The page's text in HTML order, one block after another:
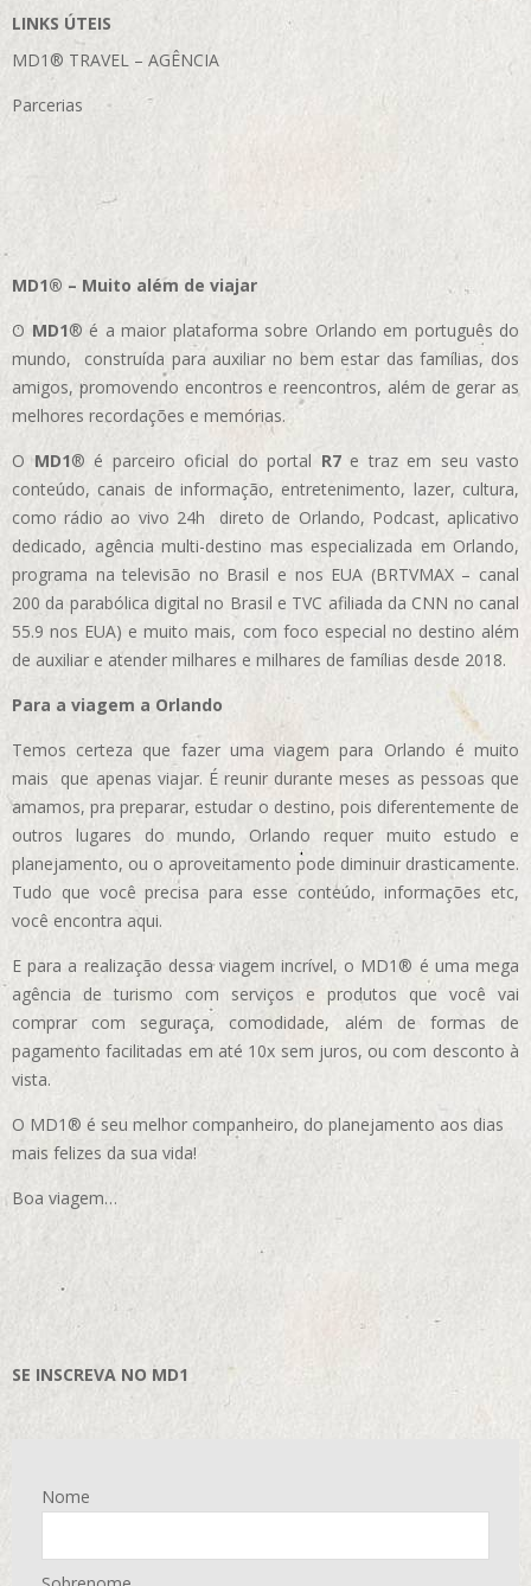
LINKS ÚTEIS
MD1® TRAVEL – AGÊNCIA
Parcerias
MD1® – Muito além de viajar
O MD1® é a maior plataforma sobre Orlando em português do
mundo, construída para auxiliar no bem estar das famílias, dos
amigos, promovendo encontros e reencontros, além de gerar as
melhores recordações e memórias.
OMD1® é parceiro oficial do portal R7e traz em seu vasto
conteúdo, canais de informação, entretenimento, lazer, cultura,
como rádio ao vivo 24h direto de Orlando, Podcast, aplicativo
dedicado, agência multi-destino mas especializada em Orlando,
programa na televisão no Brasil e nos EUA (BRTVMAX – canal
200 da parabólica digital no Brasil e TVC afiliada da CNN no canal
55.9 nos EUA) e muito mais, com foco especial no destino além
de auxiliar e atender milhares e milhares de famílias desde 2018.
Para a viagem a Orlando
Temos certeza que fazer uma viagem para Orlando é muito
mais que apenas viajar. É reunir durante meses as pessoas que
amamos, pra preparar, estudar o destino, pois diferentemente de
outros lugares do mundo, Orlando requer muito estudo e
planejamento, ou o aproveitamento pode diminuir drasticamente.
Tudo que você precisa para esse conteúdo, informações etc,
você encontra aqui.
E para a realização dessa viagem incrível, o MD1® é uma mega
agência de turismo com serviços e produtos que você vai
comprar com seguraça, comodidade, além de formas de
pagamento facilitadas em até 10x sem juros, ou com desconto à
vista.
O MD1® é seu melhor companheiro, do planejamento aos dias
mais felizes da sua vida!
Boa viagem…
SE INSCREVA NO MD1
Nome